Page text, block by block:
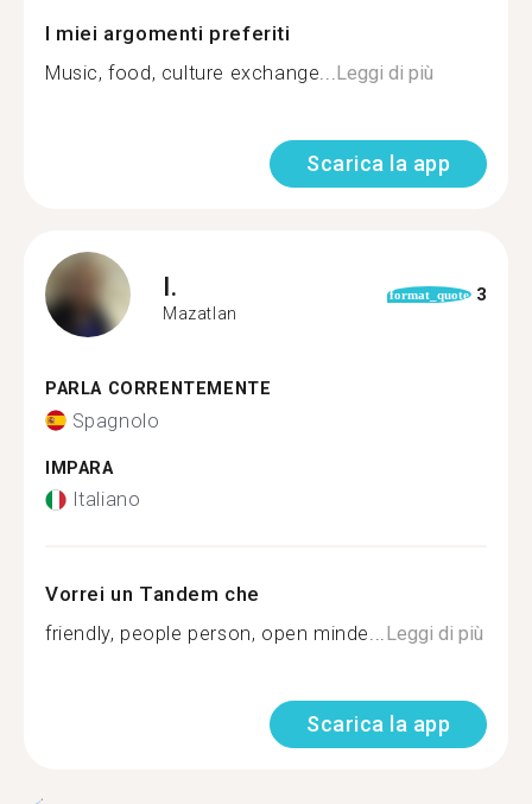
I miei argomenti preferiti
Music, food, culture exchange...Leggi di più
Scarica la app
I.
Mazatlan
format_quote 3
PARLA CORRENTEMENTE
Spagnolo
IMPARA
Italiano
Vorrei un Tandem che
friendly, people person, open minde...Leggi di più
Scarica la app